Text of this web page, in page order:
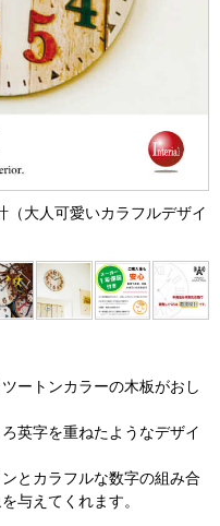
大人可愛いカラフルデザイ
ートンカラーの木板がおし
英字を重ねたようなデザイ
とカラフルな数字の組み合
与えてくれます。